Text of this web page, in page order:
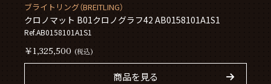
ブライトリング（BREITLING）
クロノマット B01クロノグラフ42 AB0158101A1S1
Ref.AB0158101A1S1
￥1,325,500 (税込)
商品を見る